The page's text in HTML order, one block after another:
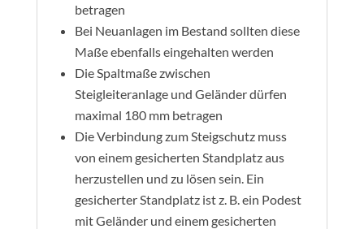
betragen
Bei Neuanlagen im Bestand sollten diese
Maße ebenfalls eingehalten werden
Die Spaltmaße zwischen
Steigleiteranlage und Geländer dürfen
maximal 180 mm betragen
Die Verbindung zum Steigschutz muss
von einem gesicherten Standplatz aus
herzustellen und zu lösen sein. Ein
gesicherter Standplatz ist z. B. ein Podest
mit Geländer und einem gesicherten